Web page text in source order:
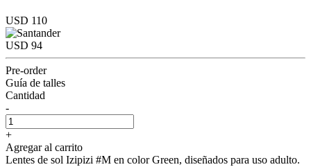
USD 110
USD 94
Pre-order
Guía de talles
Cantidad
-
+
Agregar al carrito
Lentes de sol Izipizi #M en color Green, diseñados para uso adulto.